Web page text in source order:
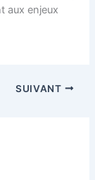
aux enjeux
SUIVANT